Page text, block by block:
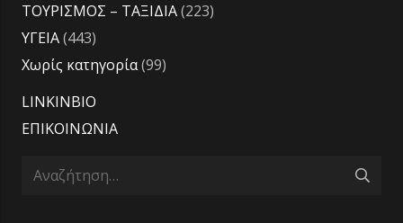
ΤΟΥΡΙΣΜΟΣ – ΤΑΞΙΔΙΑ(223)
ΥΓΕΙΑ(443)
Χωρίς κατηγορία(99)
LINKINBIO
ΕΠΙΚΟΙΝΩΝΙΑ
Αναζήτηση